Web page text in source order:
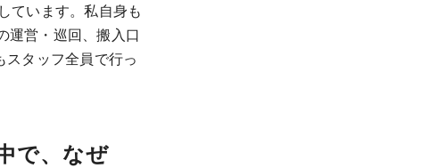
ています。私自身も
運営・巡回、搬入口
スタッフ全員で行っ
で、なぜ